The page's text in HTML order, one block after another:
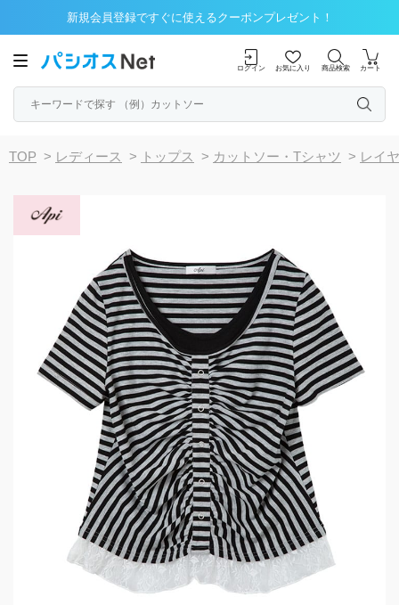
新規会員登録ですぐに使えるクーポンプレゼント！
ログイン お気に入り 商品検索 カート
TOP > レディース > トップス > カットソー・Tシャツ > レイ